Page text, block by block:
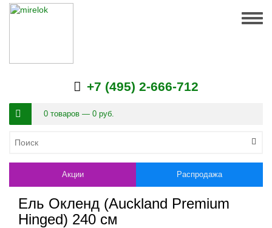
+7 (495) 2-666-712
0 товаров — 0 руб.
Акции Распродажа
Ель Окленд (Auckland Premium
Hinged) 240 см